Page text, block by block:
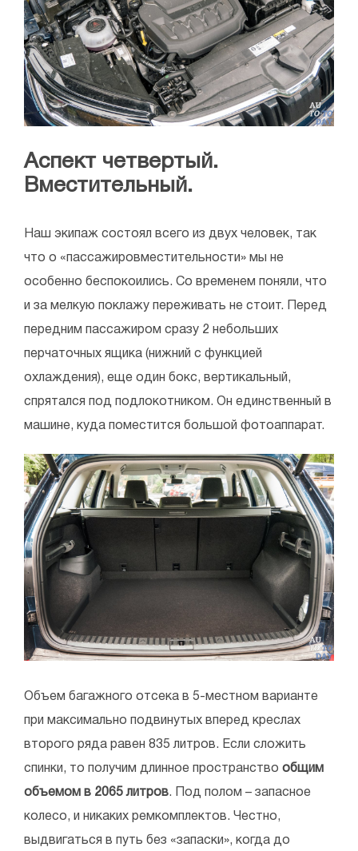
Аспект четвертый.
Вместительный.
Наш экипаж состоял всего из двух человек, так
что о «пассажировместительности» мы не
особенно беспокоились. Со временем поняли, что
и за мелкую поклажу переживать не стоит. Перед
передним пассажиром сразу 2 небольших
перчаточных ящика (нижний с функцией
охлаждения), еще один бокс, вертикальный,
спрятался под подлокотником. Он единственный в
машине, куда поместится большой фотоаппарат.
Объем багажного отсека в 5-местном варианте
при максимально подвинутых вперед креслах
второго ряда равен 835 литров. Если сложить
спинки, то получим длинное пространство общим
объемом в 2065 литров. Под полом – запасное
колесо, и никаких ремкомплектов. Честно,
выдвигаться в путь без «запаски», когда до